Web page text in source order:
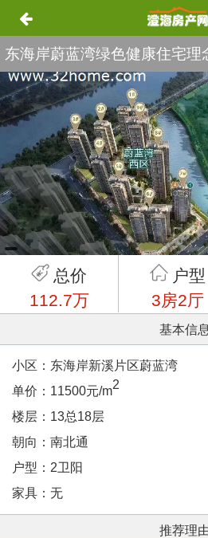
东海岸蔚蓝湾绿色健康住宅理
篇 约98-167㎡瞰
总价
112.7万
户型
3房2厅
基本信息
小区：东海岸新溪片区蔚蓝湾
单价：11500元/m2
楼层：13总18层
朝向：南北通
户型：2卫阳
家具：无
推荐理